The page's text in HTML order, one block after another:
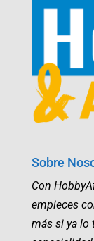
Sobre
Con
empieces
más si ya lo